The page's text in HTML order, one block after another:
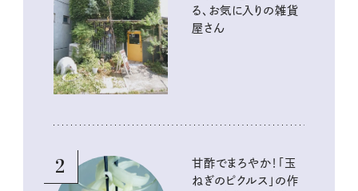
る、お気に入りの雑貨
屋さん
2
甘酢でまろやか！「玉
ねぎのピクルス」の作